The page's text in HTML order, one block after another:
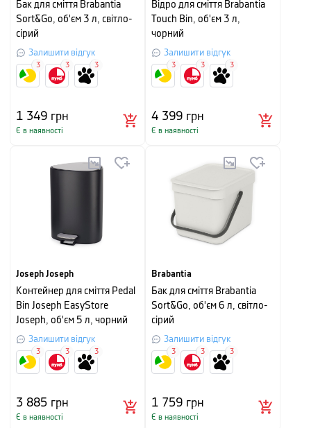
Бак для сміття Brabantia
Sort&Go, об'єм 3 л, світло-
сірий
Залишити відгук
1 349 грн
Є в наявності
3 3 3
Відро для сміття Brabantia
Touch Bin, об'єм 3 л,
чорний
Залишити відгук
4 399 грн
Є в наявності
3 3 3
Joseph Joseph
Контейнер для сміття Pedal
Bin Joseph EasyStore
Joseph, об'єм 5 л, чорний
Залишити відгук
3 885 грн
Є в наявності
3 3 3
Brabantia
Бак для сміття Brabantia
Sort&Go, об'єм 6 л, світло-
сірий
Залишити відгук
1 759 грн
Є в наявності
3 3 3